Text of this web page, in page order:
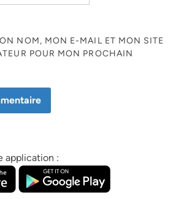
NOM, MON E-MAIL ET MON SITE
POUR MON PROCHAIN
application :